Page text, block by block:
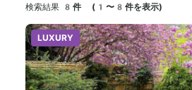
検索結果 8件 (1〜8件を表示)
LUXURY